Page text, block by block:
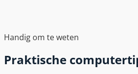
Handig om te weten
Praktische